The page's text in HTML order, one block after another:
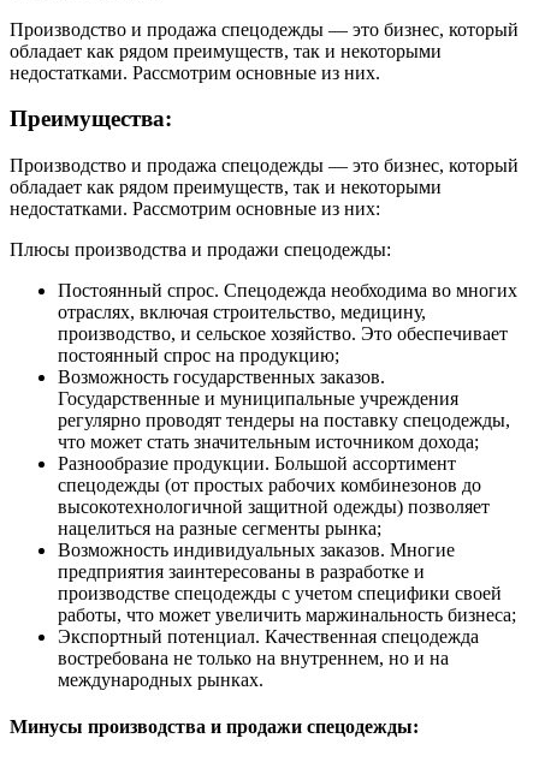
Производство и продажа спецодежды — это бизнес, который
обладает как рядом преимуществ, так и некоторыми
недостатками. Рассмотрим основные из них.
Преимущества:
Производство и продажа спецодежды — это бизнес, который
обладает как рядом преимуществ, так и некоторыми
недостатками. Рассмотрим основные из них:
Плюсы производства и продажи спецодежды:
Постоянный спрос. Спецодежда необходима во многих
отраслях, включая строительство, медицину,
производство, и сельское хозяйство. Это обеспечивает
постоянный спрос на продукцию;
Возможность государственных заказов.
Государственные и муниципальные учреждения
регулярно проводят тендеры на поставку спецодежды,
что может стать значительным источником дохода;
Разнообразие продукции. Большой ассортимент
спецодежды (от простых рабочих комбинезонов до
высокотехнологичной защитной одежды) позволяет
нацелиться на разные сегменты рынка;
Возможность индивидуальных заказов. Многие
предприятия заинтересованы в разработке и
производстве спецодежды с учетом специфики своей
работы, что может увеличить маржинальность бизнеса;
Экспортный потенциал. Качественная спецодежда
востребована не только на внутреннем, но и на
международных рынках.
Минусы производства и продажи спецодежды: